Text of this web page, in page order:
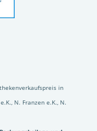
in
N. Franzen e.K., N.